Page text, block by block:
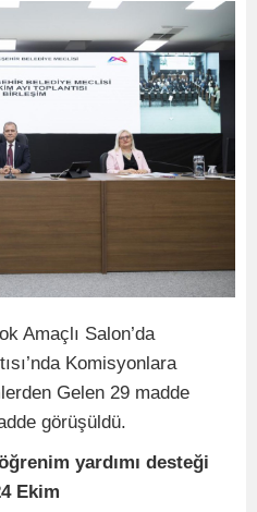
Amaçlı Salon’da
Komisyonlara
Gelen 29 madde
görüşüldü.
yardımı desteği
Ekim